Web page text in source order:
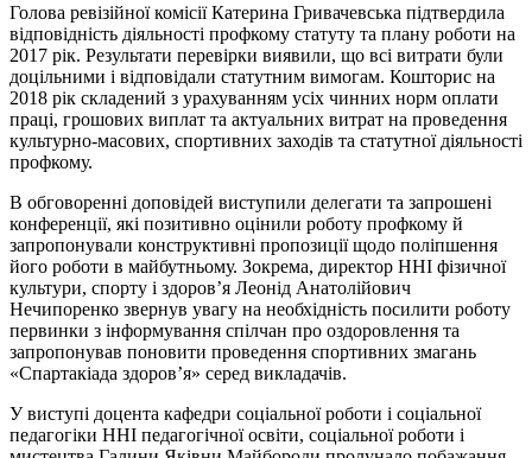
Голова ревізійної комісії Катерина Гривачевська підтвердила
відповідність діяльності профкому статуту та плану роботи на
2017 рік. Результати перевірки виявили, що всі витрати були
доцільними і відповідали статутним вимогам. Кошторис на
2018 рік складений з урахуванням усіх чинних норм оплати
праці, грошових виплат та актуальних витрат на проведення
культурно-масових, спортивних заходів та статутної діяльності
профкому.
В обговоренні доповідей виступили делегати та запрошені
конференції, які позитивно оцінили роботу профкому й
запропонували конструктивні пропозиції щодо поліпшення
його роботи в майбутньому. Зокрема, директор ННІ фізичної
культури, спорту і здоров’я Леонід Анатолійович
Нечипоренко звернув увагу на необхідність посилити роботу
первинки з інформування спілчан про оздоровлення та
запропонував поновити проведення спортивних змагань
«Спартакіада здоров’я» серед викладачів.
У виступі доцента кафедри соціальної роботи і соціальної
педагогіки ННІ педагогічної освіти, соціальної роботи і